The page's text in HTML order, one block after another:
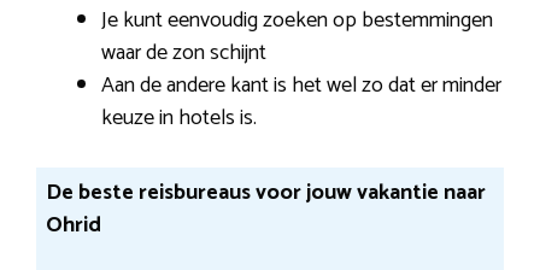
Je kunt eenvoudig zoeken op bestemmingen
waar de zon schijnt
Aan de andere kant is het wel zo dat er minder
keuze in hotels is.
De beste reisbureaus voor jouw vakantie naar
Ohrid